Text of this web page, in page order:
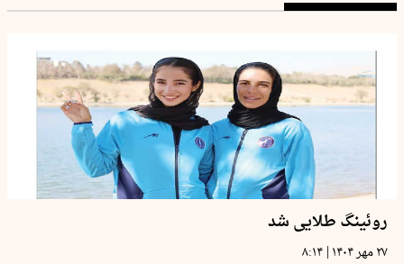
روئینگ طلایی شد
۲۷ مهر ۱۴۰۴ | ۸:۱۴